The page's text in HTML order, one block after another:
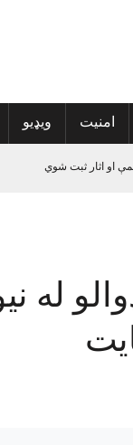
امنیت ویډیو
په اړه د څېړنیز کتاب
له